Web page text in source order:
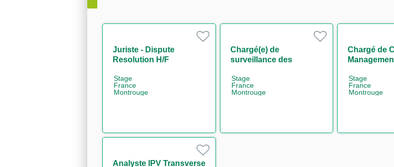
Juriste - Dispute
Resolution H/F
Stage
France
Montrouge
Chargé(e) de
surveillance des
Stage
France
Montrouge
Chargé de
Stage
France
Montrouge
Analyste IPV Transverse